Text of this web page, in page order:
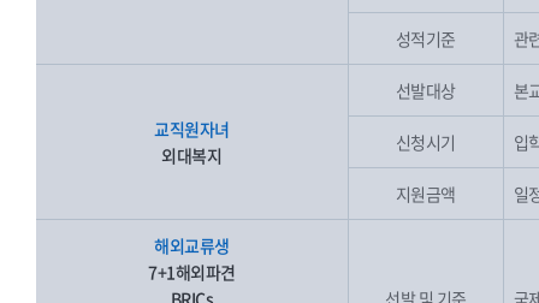
성적기준 관
교직원자녀
외대복지
선발대상 본
신청시기 입
지원금액 일
해외교류생
7+1해외파견
BRICs
선발 및 기준 국